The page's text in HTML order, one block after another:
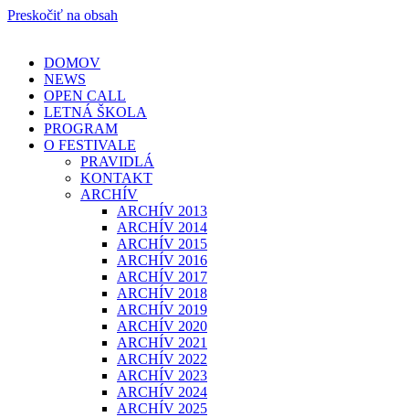
Preskočiť na obsah
DOMOV
NEWS
OPEN CALL
LETNÁ ŠKOLA
PROGRAM
O FESTIVALE
PRAVIDLÁ
KONTAKT
ARCHÍV
ARCHÍV 2013
ARCHÍV 2014
ARCHÍV 2015
ARCHÍV 2016
ARCHÍV 2017
ARCHÍV 2018
ARCHÍV 2019
ARCHÍV 2020
ARCHÍV 2021
ARCHÍV 2022
ARCHÍV 2023
ARCHÍV 2024
ARCHÍV 2025